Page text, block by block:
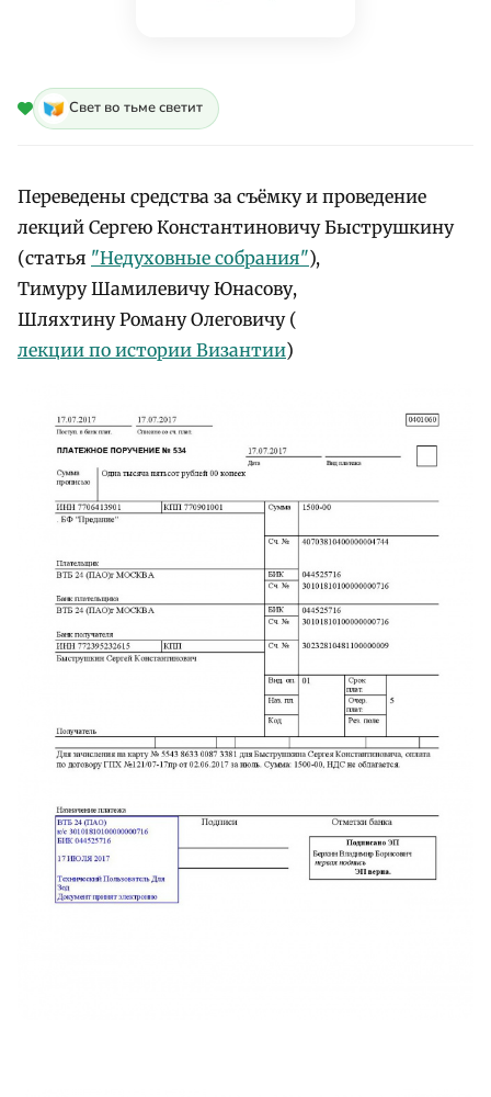
Свет во тьме светит
Переведены средства за съёмку и проведение
лекций Сергею Константиновичу Быструшкину
(статья "Недуховные собрания"),
Тимуру Шамилевичу Юнасову,
Шляхтину Роману Олеговичу (
лекции по истории Византии)